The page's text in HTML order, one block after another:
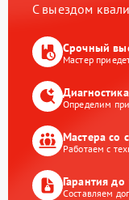
С выездом
Срочный
Мастер
Определим
Мастера со
Работаем с
Гарантия
Составляем